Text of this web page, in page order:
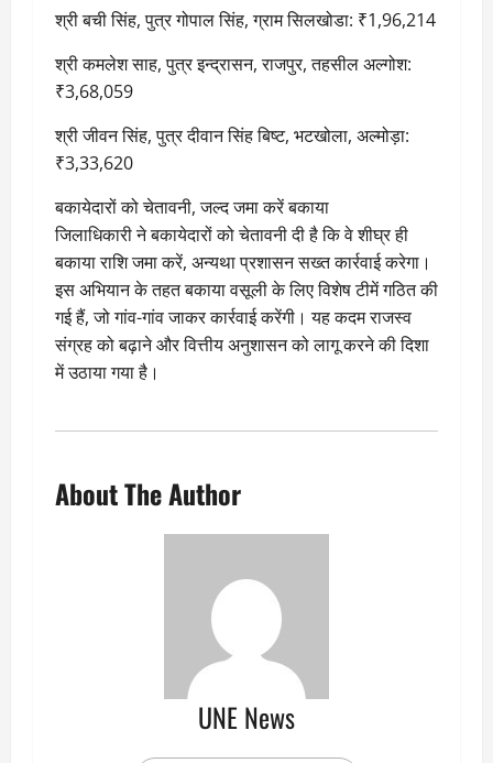
श्री बची सिंह, पुत्र गोपाल सिंह, ग्राम सिलखोडा: ₹1,96,214
श्री कमलेश साह, पुत्र इन्द्रासन, राजपुर, तहसील अल्गोश:
₹3,68,059
श्री जीवन सिंह, पुत्र दीवान सिंह बिष्ट, भटखोला, अल्मोड़ा:
₹3,33,620
बकायेदारों को चेतावनी, जल्द जमा करें बकाया
जिलाधिकारी ने बकायेदारों को चेतावनी दी है कि वे शीघ्र ही
बकाया राशि जमा करें, अन्यथा प्रशासन सख्त कार्रवाई करेगा।
इस अभियान के तहत बकाया वसूली के लिए विशेष टीमें गठित की
गई हैं, जो गांव-गांव जाकर कार्रवाई करेंगी। यह कदम राजस्व
संग्रह को बढ़ाने और वित्तीय अनुशासन को लागू करने की दिशा
में उठाया गया है।
About The Author
UNE News